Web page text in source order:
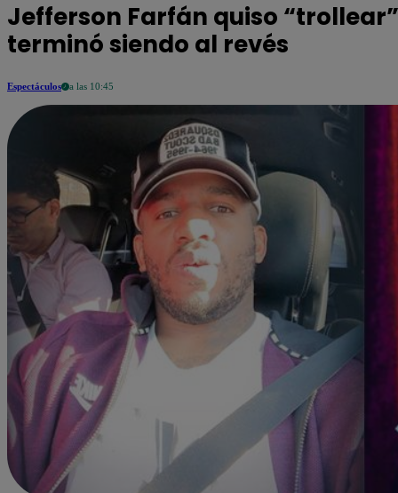
Jefferson Farfán quiso
terminó siendo al revés
Espectáculos a las 10:45